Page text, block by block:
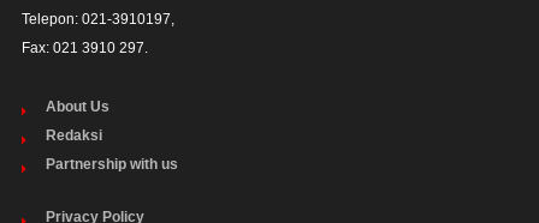
Telepon: 021-3910197,
Fax: 021 3910 297.
About Us
Redaksi
Partnership with us
Privacy Policy